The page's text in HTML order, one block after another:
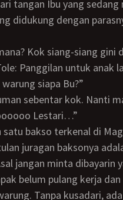
tangan Ibu yang
didukung dengan
Kok siang-siang
Panggilan untuk anak
siapa Bu?”
sebentar kok. Nanti
Lestari…”
juragan baksonya
jangan minta dibayarin
Tanpa kusadari,